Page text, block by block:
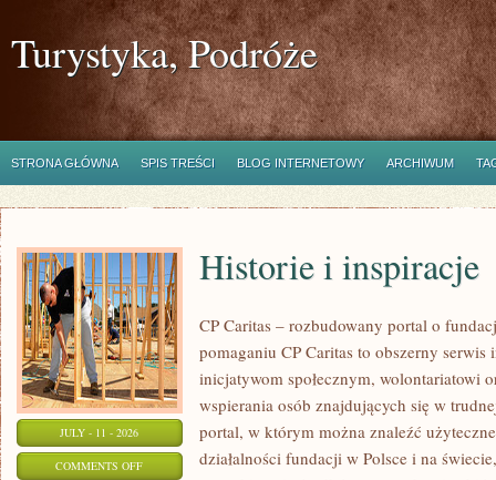
Turystyka, Podróże
STRONA GŁÓWNA SPIS TREŚCI BLOG INTERNETOWY ARCHIWUM
JULY - 11 - 2026
COMMENTS OFFON
Historie i inspiracje
CP Caritas – rozbudowany portal o
pomaganiu CP Caritas to obszerny
inicjatywom społecznym, wolontariatowi
wspierania osób znajdujących się w
portal, w którym można znaleźć
działalności fundacji w Polsce i na